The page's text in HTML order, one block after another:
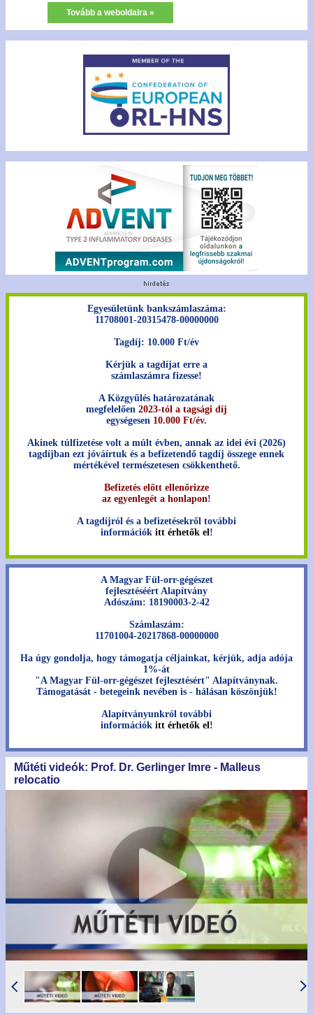
Tovább a weboldalra »
Egyesületünk bankszámlaszáma:
11708001-20315478-00000000
Tagdíj: 10.000 Ft/év
Kérjük a tagdíjat erre a
számlaszámra fizesse!
A Közgyűlés határozatának
megfelelően 2023-tól a tagsági díj
egységesen 10.000 Ft/év.
Akinek túlfizetése volt a múlt évben, annak az idei évi (2026)
tagdíjban ezt jóváírtuk és a befizetendő tagdíj összege ennek
mértékével természetesen csökkenthető.
Befizetés előtt ellenőrizze
az egyenlegét a honlapon!
A tagdíjról és a befizetésekről további
információk itt érhetők el !
A Magyar Fül-orr-gégészet
fejlesztéséért Alapítvány
Adószám: 18190003-2-42
Számlaszám:
11701004-20217868-00000000
Ha úgy gondolja, hogy támogatja céljainkat, kérjük, adja adója
1%-át
"A Magyar Fül-orr-gégészet fejlesztésért" Alapítványnak.
Támogatását - betegeink nevében is - hálásan köszönjük!
Alapítványunkról további
információk itt érhetők el !
Műtéti videók: Prof. Dr. Gerlinger Imre - Malleus
relocatio